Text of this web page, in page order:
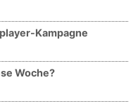
Kampagne
Woche?